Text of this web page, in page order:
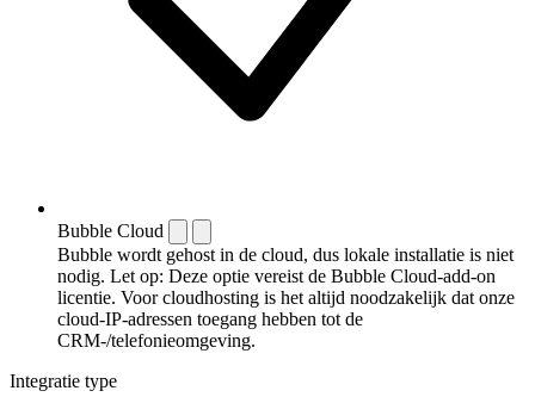
Bubble Cloud
Bubble wordt gehost in de cloud, dus lokale installatie is niet
nodig. Let op: Deze optie vereist de Bubble Cloud-add-on
licentie. Voor cloudhosting is het altijd noodzakelijk dat onze
cloud-IP-adressen toegang hebben tot de
CRM-/telefonieomgeving.
Integratie type